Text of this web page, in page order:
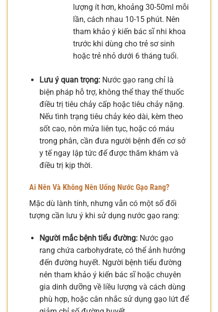
lượng ít hơn, khoảng 30-50ml mỗi
lần, cách nhau 10-15 phút. Nên
tham khảo ý kiến bác sĩ nhi khoa
trước khi dùng cho trẻ sơ sinh
hoặc trẻ nhỏ dưới 6 tháng tuổi.
Lưu ý quan trọng:Nước gạo rang chỉ là
biện pháp hỗ trợ, không thể thay thế thuốc
điều trị tiêu chảy cấp hoặc tiêu chảy nặng.
Nếu tình trạng tiêu chảy kéo dài, kèm theo
sốt cao, nôn mửa liên tục, hoặc có máu
trong phân, cần đưa người bệnh đến cơ sở
y tế ngay lập tức để được thăm khám và
điều trị kịp thời.
Ai Nên Và Không Nên Uống Nước Gạo Rang?
Mặc dù lành tính, nhưng vẫn có một số đối
tượng cần lưu ý khi sử dụng nước gạo rang:
Người mắc bệnh tiểu đường:Nước gạo
rang chứa carbohydrate, có thể ảnh hưởng
đến đường huyết. Người bệnh tiểu đường
nên tham khảo ý kiến bác sĩ hoặc chuyên
gia dinh dưỡng về liều lượng và cách dùng
phù hợp, hoặc cân nhắc sử dụng gạo lứt để